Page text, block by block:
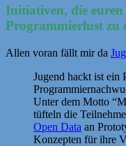
Initiativen, die
Programmierlust zu
Allen voran fällt mir da
Jugend hackt ist ein
Unter dem Motto
tüfteln die
Open Data an
Konzepten für ihre